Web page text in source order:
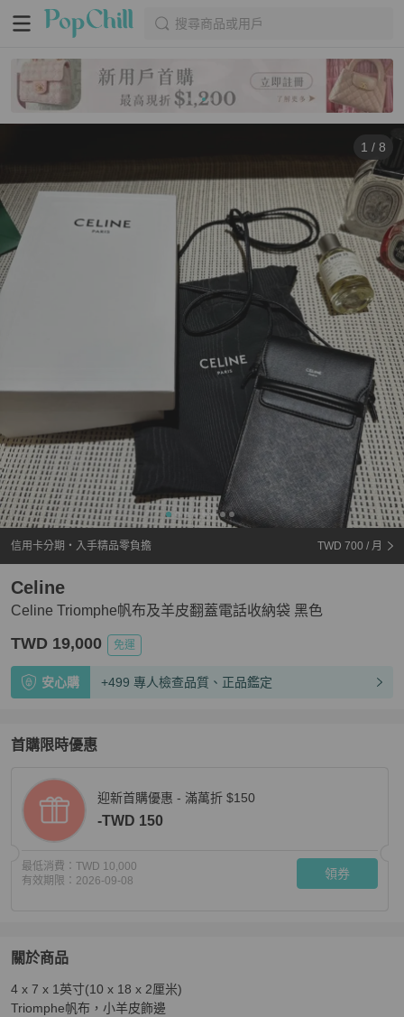
搜尋商品或用戶
1 / 8
信用卡分期・入手精品零負擔 TWD 700 / 月
Celine Triomphe帆布及羊皮翻蓋電話收納袋 黑色
Celine
TWD 19,000 免運
安心購 +499 專人檢查品質、正品鑑定
首購限時優惠
迎新首購優惠 - 滿萬折 $150
-TWD 150
最低消費： TWD 10,000
有效期限： 2026-09-08 領券
關於商品
關於 Celine Triomphe帆布及羊皮翻蓋電話收納袋 黑色
4 x 7 x 1英寸(10 x 18 x 2厘米)
Triomphe帆布，小羊皮飾邊